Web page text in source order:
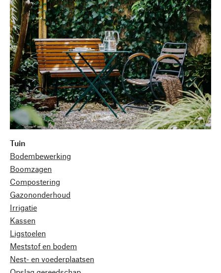
Tuin
Bodembewerking
Boomzagen
Compostering
Gazononderhoud
Irrigatie
Kassen
Ligstoelen
Meststof en bodem
Nest- en voederplaatsen